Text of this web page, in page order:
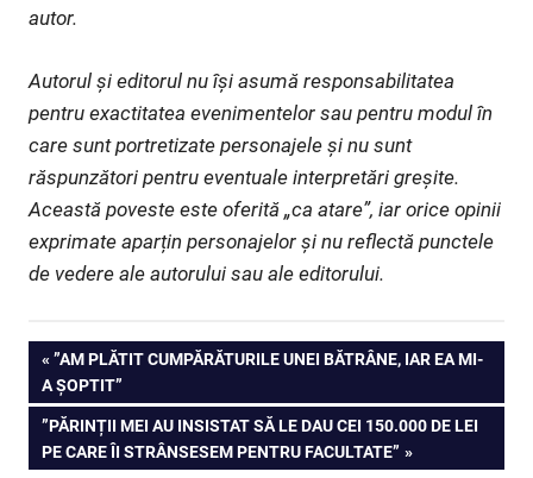
autor.
Autorul și editorul nu își asumă responsabilitatea
pentru exactitatea evenimentelor sau pentru modul în
care sunt portretizate personajele și nu sunt
răspunzători pentru eventuale interpretări greșite.
Această poveste este oferită „ca atare”, iar orice opinii
exprimate aparțin personajelor și nu reflectă punctele
de vedere ale autorului sau ale editorului.
Navigare
în
articole
PREVIOUS
POST:
”AM PLĂTIT CUMPĂRĂTURILE UNEI BĂTRÂNE, IAR EA MI-
A ȘOPTIT”
NEXT
POST:
”PĂRINȚII MEI AU INSISTAT SĂ LE DAU CEI 150.000 DE LEI
PE CARE ÎI STRÂNSESEM PENTRU FACULTATE”